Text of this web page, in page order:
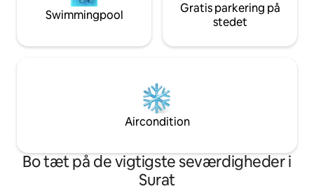
Swimmingpool
Gratis parkering på
stedet
Aircondition
Bo tæt på de vigtigste seværdigheder i
Surat